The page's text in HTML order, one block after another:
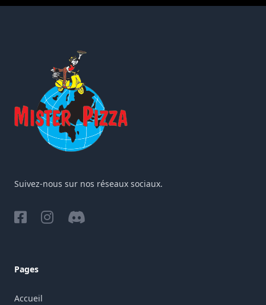
Suivez-nous sur nos réseaux sociaux.
FacebookInstagram
Discord
Pages
Accueil